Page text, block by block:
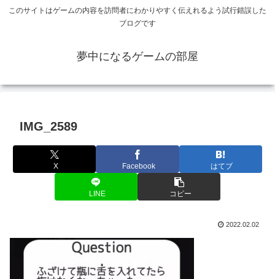
このサイトはゲームの内容を訪問者にわかりやすく伝えれるよう試行錯誤した
ブログです
夢中になるゲームの部屋
IMG_2589
X Facebook はてブ
LINE コピー
2022.02.02